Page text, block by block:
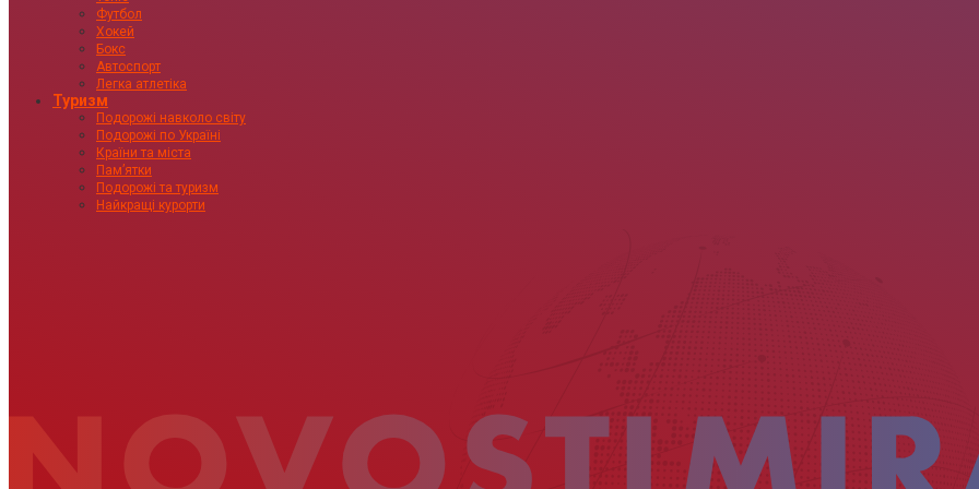
Футбол
Хокей
Бокс
Автоспорт
Легка атлетіка
Туризм
Подорожі навколо світу
Подорожі по Україні
Країни та міста
Пам’ятки
Подорожі та туризм
Найкращі курорти